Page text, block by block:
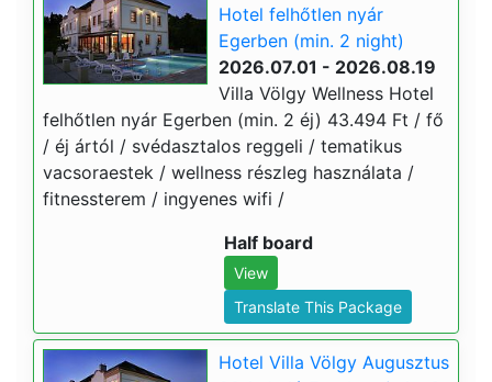
Hotel felhőtlen nyár
Egerben (min. 2 night)
2026.07.01 - 2026.08.19
Villa Völgy Wellness Hotel
felhőtlen nyár Egerben (min. 2 éj) 43.494 Ft / fő
/ éj ártól / svédasztalos reggeli / tematikus
vacsoraestek / wellness részleg használata /
fitnessterem / ingyenes wifi /
Half board
View
Translate This Package
Hotel Villa Völgy Augusztus